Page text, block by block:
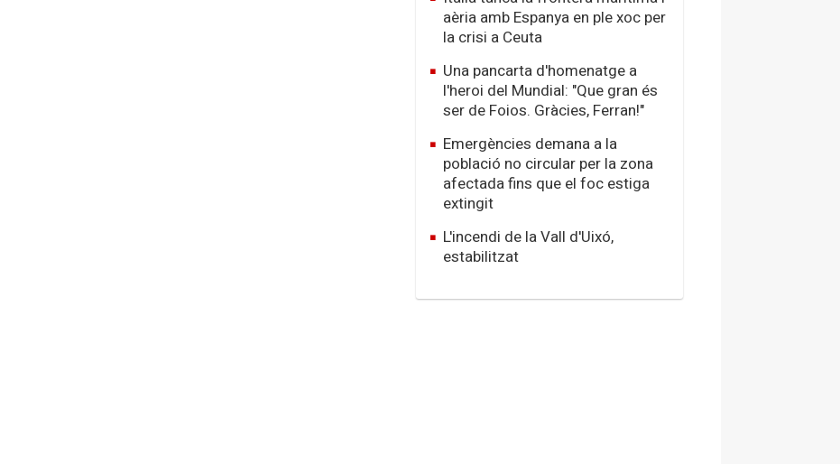
aèria amb Espanya en ple xoc per
la crisi a Ceuta
Una pancarta d'homenatge a
l'heroi del Mundial: "Que gran és
ser de Foios. Gràcies, Ferran!"
Emergències demana a la
població no circular per la zona
afectada fins que el foc estiga
extingit
L'incendi de la Vall d'Uixó,
estabilitzat